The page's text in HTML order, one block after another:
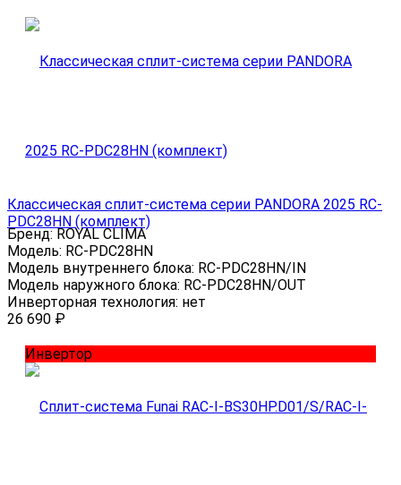
Классическая сплит-система серии PANDORA 2025 RC-
PDC28HN (комплект)
Бренд:ROYAL CLIMA
Модель: RC-PDC28HN
Модель внутреннего блока: RC-PDC28HN/IN
Модель наружного блока: RC-PDC28HN/OUT
Инверторная технология: нет
26 690 ₽
Инвертор